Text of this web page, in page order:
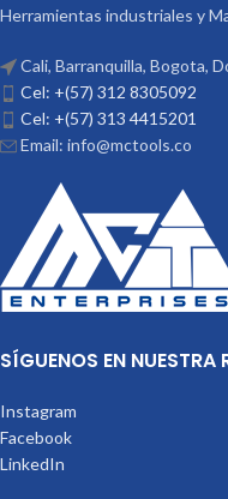
Herramientas industriales y
Cali, Barranquilla, Bogota,
Cel: +(57) 312 8305092
Cel: +(57) 313 4415201
Email: info@mctools.co
SÍGUENOS EN NUESTRA
Instagram
Facebook
LinkedIn